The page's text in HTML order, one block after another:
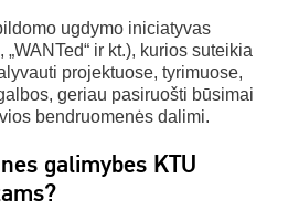
ugdymo iniciatyvas
„WANTed“ ir kt.), kurios suteikia
projektuose, tyrimuose,
geriau pasiruošti būsimai
bendruomenės dalimi.
galimybes KTU